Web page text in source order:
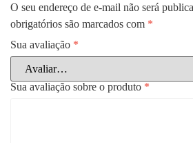
O seu endereço de e-mail não será
obrigatórios são marcados com *
Sua avaliação *
Sua avaliação sobre o produto *